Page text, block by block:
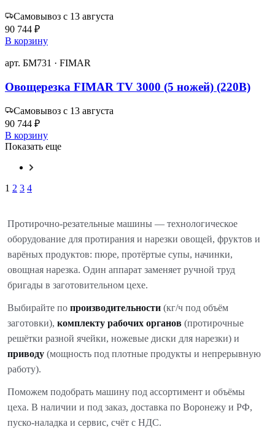
Самовывоз с 13 августа
90 744 ₽
В корзину
арт. БМ731 · FIMAR
Овощерезка FIMAR TV 3000 (5 ножей) (220В)
Самовывоз с 13 августа
90 744 ₽
В корзину
Показать еще
1 2 3 4
Протирочно-резательные машины — технологическое
оборудование для протирания и нарезки овощей, фруктов и
варёных продуктов: пюре, протёртые супы, начинки,
овощная нарезка. Один аппарат заменяет ручной труд
бригады в заготовительном цехе.
Выбирайте по производительности (кг/ч под объём
заготовки), комплекту рабочих органов (протирочные
решётки разной ячейки, ножевые диски для нарезки) и
приводу (мощность под плотные продукты и непрерывную
работу).
Поможем подобрать машину под ассортимент и объёмы
цеха. В наличии и под заказ, доставка по Воронежу и РФ,
пуско-наладка и сервис, счёт с НДС.